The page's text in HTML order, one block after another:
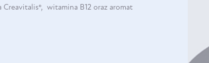
witamina B12 oraz aromat